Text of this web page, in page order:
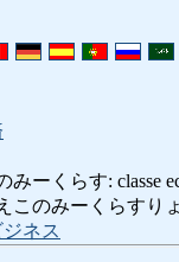
ーくらす: classe
のみーくらすり
ジネス